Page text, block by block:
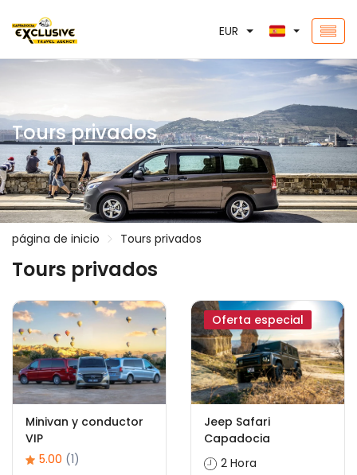
EUR
Tours privados
página de inicio Tours privados
Tours privados
Minivan y conductor
VIP
5.00 (1)
Oferta especial
Jeep Safari
Capadocia
2 Hora